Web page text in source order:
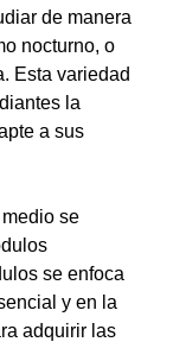
de manera
nocturno, o
Esta variedad
la
a sus
se
se enfoca
y en la
adquirir las